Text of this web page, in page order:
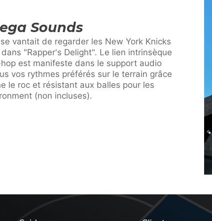
Sounds
vantait de regarder les New York Knicks
"Rapper's Delight". Le lien intrinsèque
est manifeste dans le support audio
vos rythmes préférés sur le terrain grâce
le roc et résistant aux balles pour les
(non incluses).